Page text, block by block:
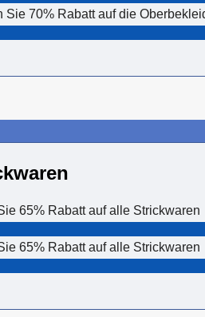
Sie 70% Rabatt auf die
65% Rabatt auf alle Strickwaren
65% Rabatt auf alle Strickwaren